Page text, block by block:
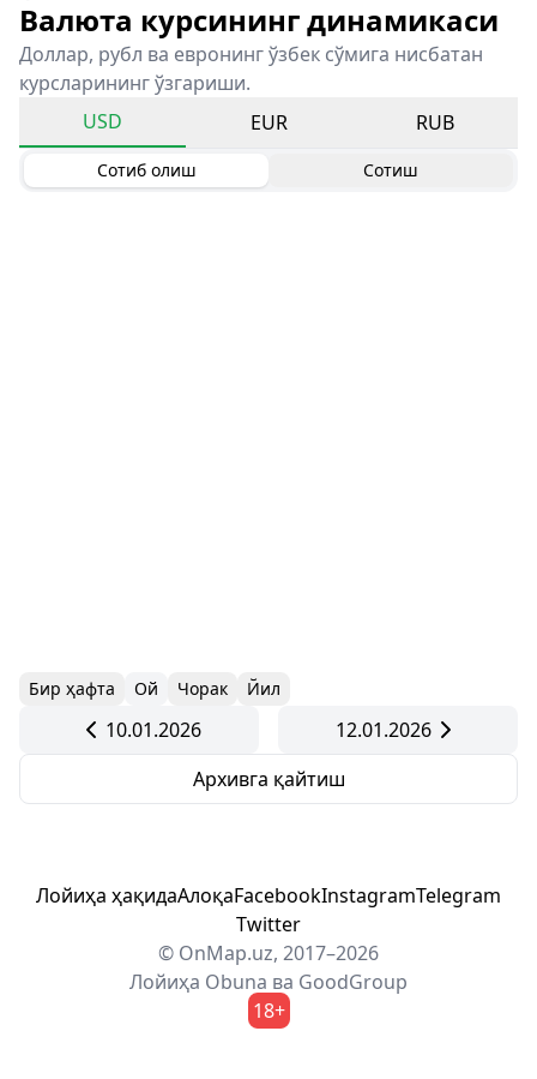
Валюта курсининг динамикаси
Доллар, рубл ва евронинг ўзбек сўмига нисбатан
курсларининг ўзгариши.
USD
EUR RUB
Сотиб олиш Сотиш
Бир ҳафта Ой Чорак Йил
10.01.2026
12.01.2026
Архивга қайтиш
Лойиҳа ҳақидаАлоқаFacebookInstagramTelegram
Twitter
© OnMap.uz, 2017–2026
Лойиҳа Obuna ва GoodGroup
18+